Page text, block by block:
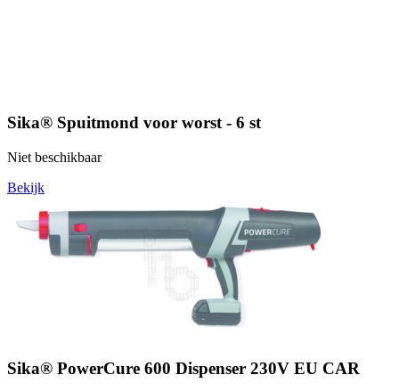
Sika® Spuitmond voor worst - 6 st
Niet beschikbaar
Bekijk
Sika® PowerCure 600 Dispenser 230V EU CAR